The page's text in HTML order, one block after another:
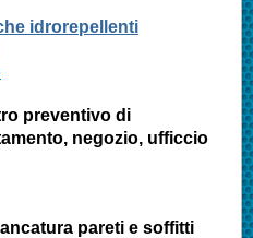
idrorepellenti
preventivo di
negozio, ufficcio
atura pareti e soffitti